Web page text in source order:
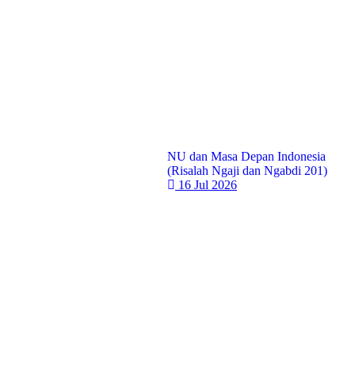
NU dan Masa Depan Indonesia
(Risalah Ngaji dan Ngabdi 201)
16 Jul 2026